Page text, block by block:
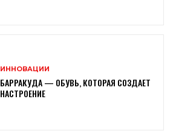
ИННОВАЦИИ
БАРРАКУДА — ОБУВЬ, КОТОРАЯ СОЗДАЕТ
НАСТРОЕНИЕ